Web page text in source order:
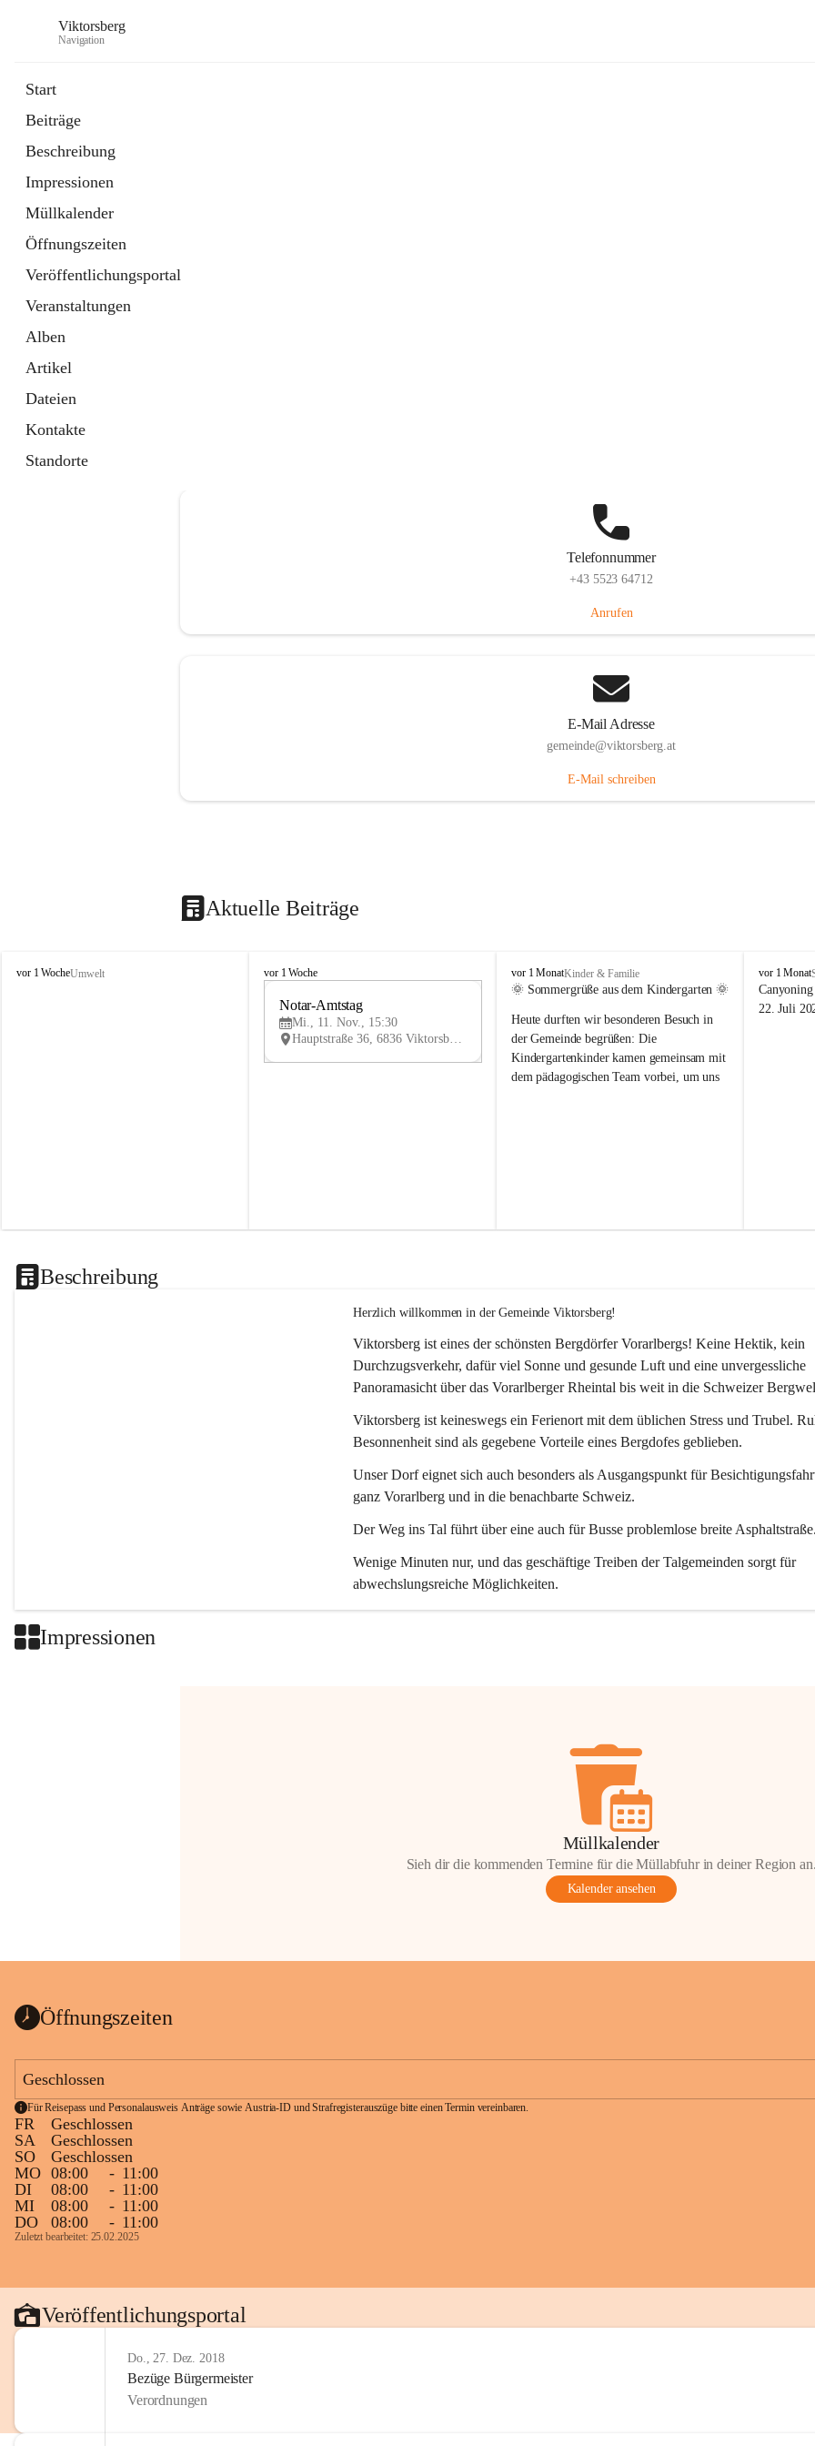
Viktorsberg
Navigation
Start
Beiträge
Beschreibung
Impressionen
Müllkalender
Öffnungszeiten
Veröffentlichungsportal
Veranstaltungen
Alben
Artikel
Dateien
Kontakte
Standorte
Telefonnummer
+43 5523 64712
Anrufen
E-Mail Adresse
gemeinde@viktorsberg.at
E-Mail schreiben
Aktuelle Beiträge
V
vor 1 WocheUmwelt
V
vor 1 Woche
V
Notar-Amtstag
Mi., 11. Nov., 15:30
Hauptstraße 36, 6836 Viktorsberg, AUT
V
i
t
o
r
s
vor 1 MonatKinder & Familie
🌞 Sommergrüße aus dem Kindergarten 🌞
Heute durften wir besonderen Besuch in
der Gemeinde begrüßen: Die
Kindergartenkinder kamen gemeinsam mit
dem pädagogischen Team vorbei, um uns
V
i
k
vor 1 Monat
22. Juli
Beschreibung
Herzlich willkommen in der Gemeinde Viktorsberg!
Viktorsberg ist eines der schönsten Bergdörfer Vorarlbergs! Keine Hektik, kein
Durchzugsverkehr, dafür viel Sonne und gesunde Luft und eine unvergessliche
Panoramasicht über das Vorarlberger Rheintal bis weit in die Schweizer
Viktorsberg ist keineswegs ein Ferienort mit dem üblichen Stress und Trubel.
Besonnenheit sind als gegebene Vorteile eines Bergdofes geblieben.
Unser Dorf eignet sich auch besonders als Ausgangspunkt für
ganz Vorarlberg und in die benachbarte Schweiz.
Der Weg ins Tal führt über eine auch für Busse problemlose breite
Wenige Minuten nur, und das geschäftige Treiben der Talgemeinden sorgt für
abwechslungsreiche Möglichkeiten.
Impressionen
Müllkalender
Sieh dir die kommenden Termine für die Müllabfuhr in deiner Region
Kalender ansehen
Öffnungszeiten
Geschlossen
Für Reisepass und Personalausweis Anträge sowie Austria-ID und Strafregisterauszüge bitte einen Termin vereinbaren.
FR
Geschlossen
SA
Geschlossen
SO
Geschlossen
MO 08:00 - 11:00
DI
08:00 - 11:00
MI
08:00 - 11:00
DO
08:00 - 11:00
Zuletzt bearbeitet: 25.02.2025
Veröffentlichungsportal
Do., 27. Dez. 2018
Bezüge Bürgermeister
Verordnungen